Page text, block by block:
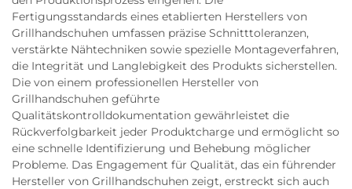
Fertigungsstandards eines etablierten Herstellers von
Grillhandschuhen umfassen präzise Schnitttoleranzen,
verstärkte Nähtechniken sowie spezielle Montageverfahren,
die Integrität und Langlebigkeit des Produkts sicherstellen.
Die von einem professionellen Hersteller von
Grillhandschuhen geführte
Qualitätskontrolldokumentation gewährleistet die
Rückverfolgbarkeit jeder Produktcharge und ermöglicht so
eine schnelle Identifizierung und Behebung möglicher
Probleme. Das Engagement für Qualität, das ein führender
Hersteller von Grillhandschuhen zeigt, erstreckt sich auch